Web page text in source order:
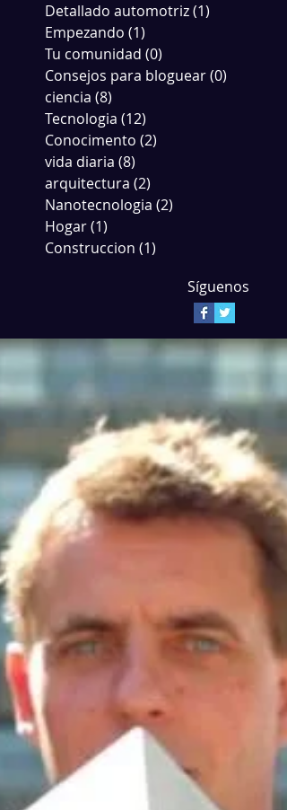
Detallado automotriz(1)
Empezando (1)
Tu comunidad (0)
Consejos para bloguear(0)
ciencia (8)
Tecnologia (12)
Conocimento (2)
vida diaria (8)
arquitectura (2)
Nanotecnologia (2)
Hogar(1)
Construccion (1)
Síguenos